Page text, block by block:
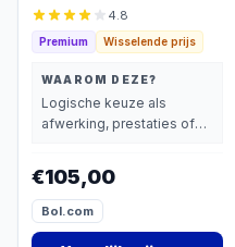
Shiatsu & Warmte
4.8
Premium Wisselende prijs
WAAROM DEZE?
Logische keuze als
afwerking, prestaties of
€105,00
Bol.com